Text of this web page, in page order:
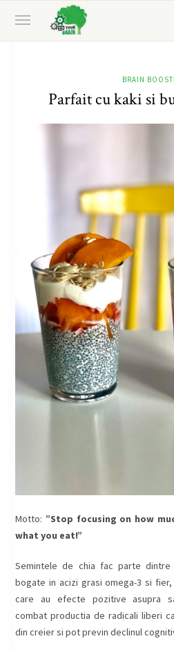
BRAIN
Parfait cu kaki si
Motto: ”Stop focusing on how
what you eat!”
Semintele de chia fac parte dintre
bogate in acizi grasi omega-3 si
care au efecte pozitive asupra
combat productia de radicali liberi
din creier si pot previn declinul